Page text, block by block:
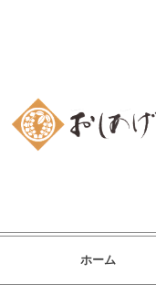
ホーム